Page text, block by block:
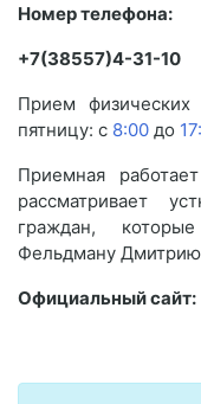
Номер телефона:
+7(38557)4-31-10
Прием
пятницу: с 8:00 до
Приемная
рассматривает
граждан,
Фельдману
Официальный сайт: